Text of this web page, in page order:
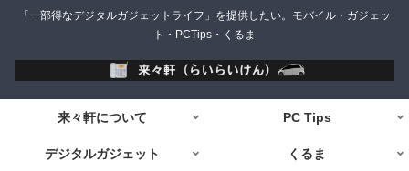
「一部得なデジタルガジェットライフ」を提供したい。モバイル・ガジェッ
ト・PCTips・くるま
来々軒について PC Tips
デジタルガジェット くるま